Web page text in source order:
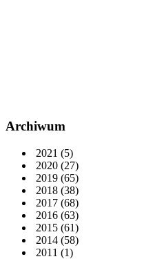
Archiwum
2021 (5)
2020 (27)
2019 (65)
2018 (38)
2017 (68)
2016 (63)
2015 (61)
2014 (58)
2011 (1)